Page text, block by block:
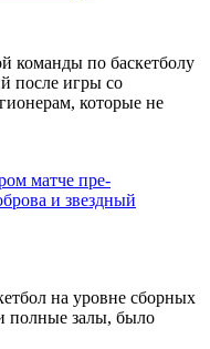
команды по баскетболу
после игры со
которые не
матче пре-
и звездный
на уровне сборных
полные залы, было